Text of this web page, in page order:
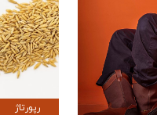
رپورتاژ